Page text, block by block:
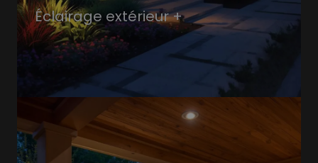
Éclairage extérieur +